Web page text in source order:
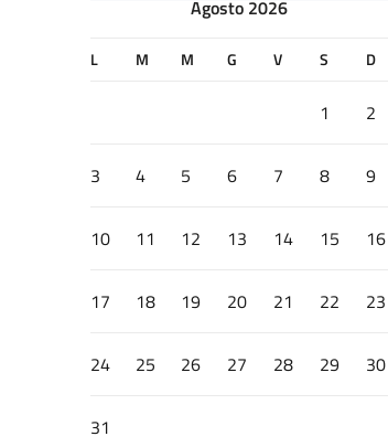
Agosto 2026
L M M G V S D
1 2
3 4 5 6 7 8 9
10 11 12 13 14 15 16
17 18 19 20 21 22 23
24 25 26 27 28 29 30
31